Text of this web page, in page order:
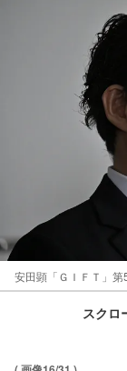
安田顕「ＧＩＦＴ」
スクロ